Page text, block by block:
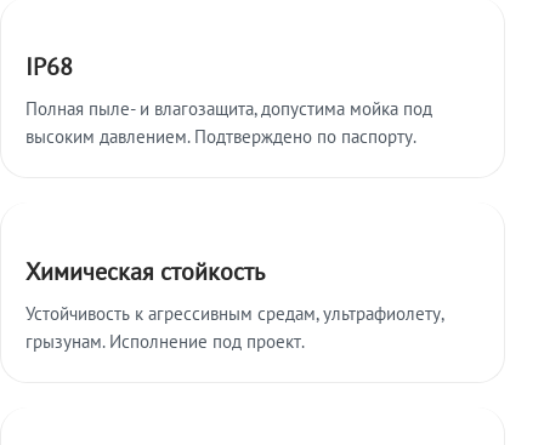
IP68
Полная пыле- и влагозащита, допустима мойка под
высоким давлением. Подтверждено по паспорту.
Химическая стойкость
Устойчивость к агрессивным средам, ультрафиолету,
грызунам. Исполнение под проект.